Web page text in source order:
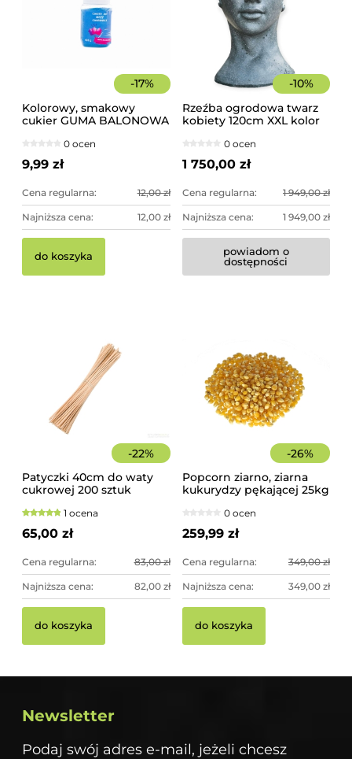
-17%
Kolorowy, smakowy
cukier GUMA BALONOWA
0 ocen
9,99 zł
Cena regularna: 12,00 zł
Najniższa cena: 12,00 zł
do koszyka
-10%
Rzeźba ogrodowa twarz
kobiety 120cm XXL kolor
- imponująca dekoracja
ogrodowa
0 ocen
1 750,00 zł
Cena regularna: 1 949,00 zł
Najniższa cena: 1 949,00 zł
powiadom o
dostępności
-22%
Patyczki 40cm do waty
cukrowej 200 sztuk
1 ocena
65,00 zł
Cena regularna: 83,00 zł
Najniższa cena: 82,00 zł
do koszyka
-26%
Popcorn ziarno, ziarna
kukurydzy pękającej 25kg
0 ocen
259,99 zł
Cena regularna: 349,00 zł
Najniższa cena: 349,00 zł
do koszyka
Newsletter
Podaj swój adres e-mail, jeżeli chcesz